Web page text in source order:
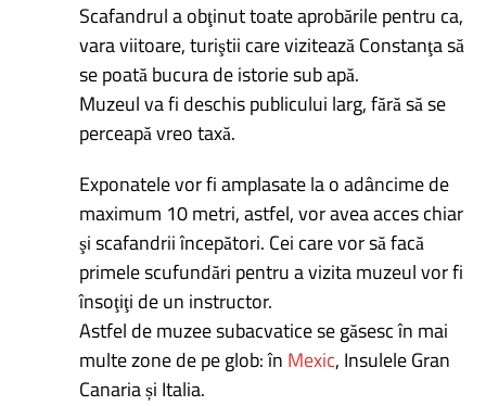
Scafandrul a obţinut toate aprobările pentru ca,
vara viitoare, turiştii care vizitează Constanţa să
se poată bucura de istorie sub apă.
Muzeul va fi deschis publicului larg, fără să se
perceapă vreo taxă.
Exponatele vor fi amplasate la o adâncime de
maximum 10 metri, astfel, vor avea acces chiar
şi scafandrii începători. Cei care vor să facă
primele scufundări pentru a vizita muzeul vor fi
însoţiţi de un instructor.
Astfel de muzee subacvatice se găsesc în mai
multe zone de pe glob: în Mexic, Insulele Gran
Canaria și Italia.